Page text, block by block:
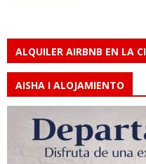
ALQUILER AIRBNB EN LA
AISHA I ALOJAMIENTO